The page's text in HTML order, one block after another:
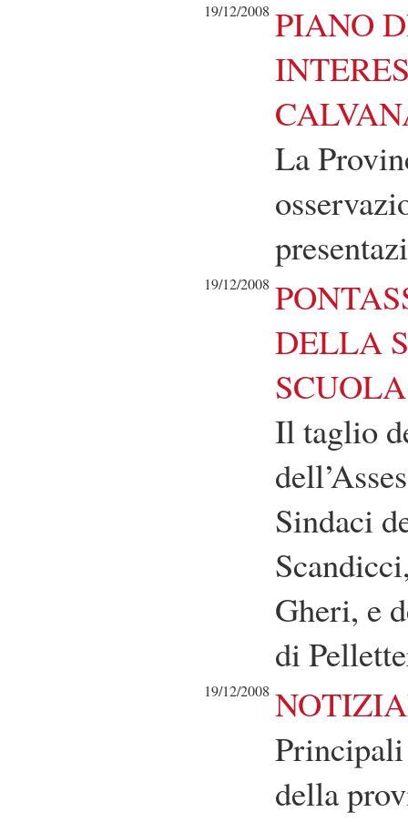
19/12/2008 PIANO
La
19/12/2008
DELLA
Il taglio
Sindaci
Gheri, e
di
19/12/2008
della